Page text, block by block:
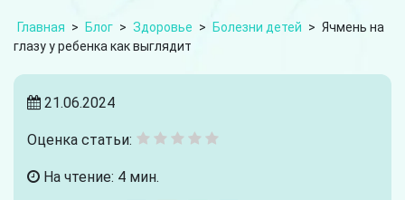
Главная > Блог > Здоровье > Болезни детей > Ячмень на
глазу у ребенка как выглядит
21.06.2024
Оценка статьи:
На чтение: 4 мин.